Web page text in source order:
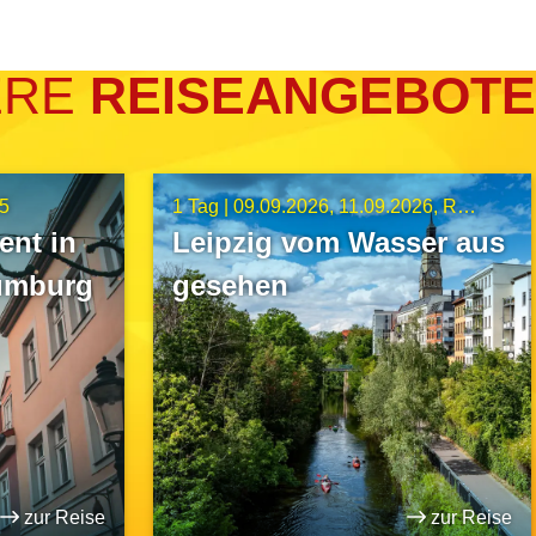
REISEANGEBOTE
1 Tag | 09.09.2026 11.09.2026 Route A23
Leipzig vom Wasser aus
gesehen
zur Reise
in
zur Reise